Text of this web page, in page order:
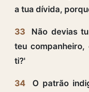
a tua dívida,
33
Não devias
teu
ti?'
34
O patrão